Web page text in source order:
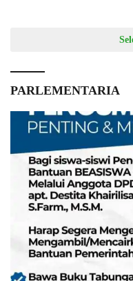
PARLEMENTARIA